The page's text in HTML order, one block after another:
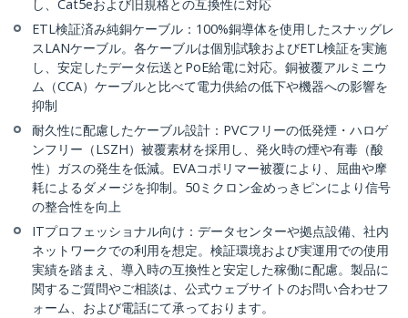
し、Cat5eおよび旧規格との互換性に対応
ETL検証済み純銅ケーブル：100%銅導体を使用したスナッグレ
スLANケーブル。各ケーブルは個別試験およびETL検証を実施
し、安定したデータ伝送とPoE給電に対応。銅被覆アルミニウ
ム（CCA）ケーブルと比べて電力供給の低下や機器への影響を
抑制
耐久性に配慮したケーブル設計：PVCフリーの低発煙・ハロゲ
ンフリー（LSZH）被覆素材を採用し、発火時の煙や有毒（酸
性）ガスの発生を低減。EVAコポリマー被覆により、屈曲や摩
耗によるダメージを抑制。50ミクロン金めっきピンにより信号
の整合性を向上
ITプロフェッショナル向け：データセンターや拠点設備、社内
ネットワークでの利用を想定。検証環境および実運用での使用
実績を踏まえ、導入時の互換性と安定した稼働に配慮。製品に
関するご質問やご相談は、公式ウェブサイトのお問い合わせフ
ォーム、および電話にて承っております。